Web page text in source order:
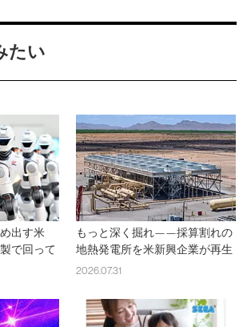
たい
出す米
で回って
もっと深く掘れ——採算割れの
地熱発電所を米新興企業が再生
2026.07.31